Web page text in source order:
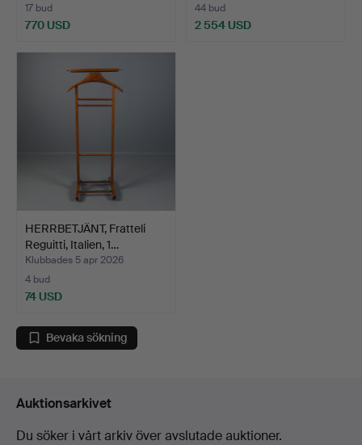
17 bud
770 USD
44 bud
2 554 USD
HERRBETJÄNT, Fratteli
Reguitti, Italien, 1…
Klubbades 5 apr 2026
4 bud
74 USD
Bevaka sökning
Auktionsarkivet
Du söker i vårt arkiv över avslutade auktioner.